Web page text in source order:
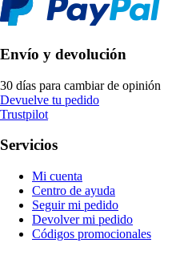
Envío y devolución
30 días para cambiar de opinión
Devuelve tu pedido
Trustpilot
Servicios
Mi cuenta
Centro de ayuda
Seguir mi pedido
Devolver mi pedido
Códigos promocionales